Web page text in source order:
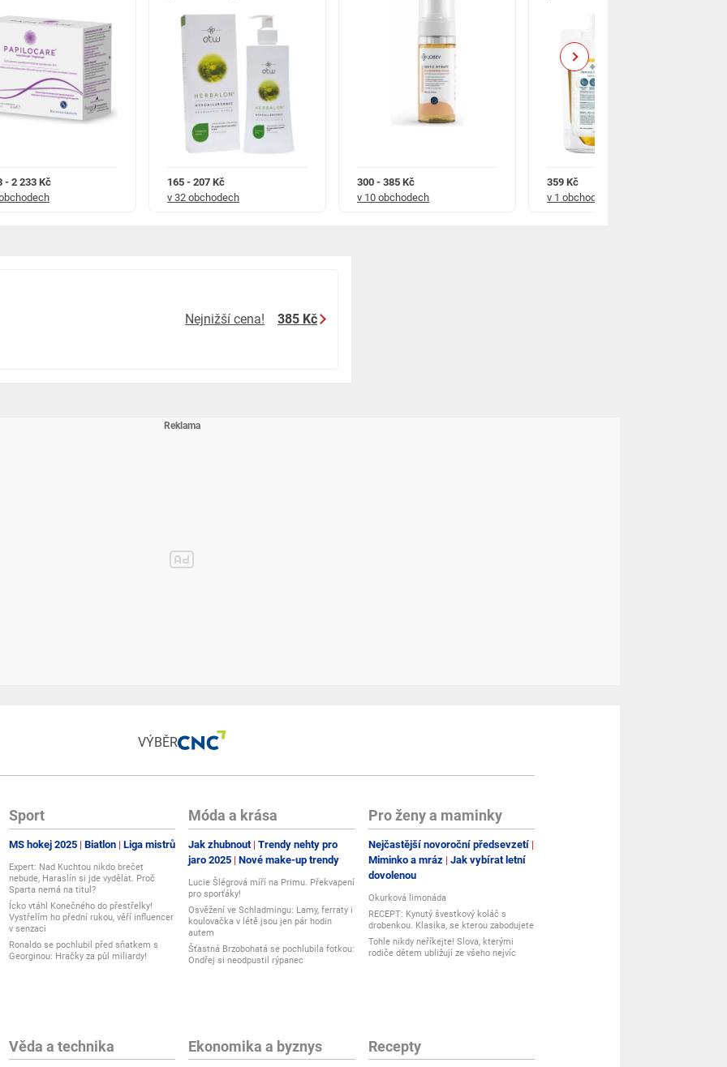
- 2 233 Kč
165 - 207 Kč
v 32 obchodech
300 - 385 Kč
v 10 obchodech
359 Kč
v 1 obchodě
Next
Nejnižší cena! 385 Kč
VÝBĚR
Sport
MS hokej 2025 Biatlon Liga mistrů
Expert: Nad Kuchtou nikdo brečet
nebude, Haraslín si jde vydělat. Proč
Sparta nemá na titul?
Ícko vtáhl Konečného do přestřelky!
Vystřelím ho přední rukou, věří influencer
v senzaci
Ronaldo se pochlubil před sňatkem s
Georginou: Hračky za půl miliardy!
Móda a krása
Jak zhubnout Trendy nehty pro
jaro 2025 Nové make-up trendy
Lucie Šlégrová míří na Primu. Překvapení
pro sporťáky!
Osvěžení ve Schladmingu: Lamy, ferraty i
koulovačka v létě jsou jen pár hodin
autem
Šťastná Brzobohatá se pochlubila fotkou:
Ondřej si neodpustil rýpanec
Pro ženy a maminky
Nejčastější novoroční předsevzetí
Miminko a mráz
Jak vybírat letní
dovolenou
Okurková limonáda
RECEPT: Kynutý švestkový koláč s
drobenkou. Klasika, se kterou zabodujete
Tohle nikdy neříkejte! Slova, kterými
rodiče dětem ubližují ze všeho nejvíc
Věda a technika Ekonomika a byznys Recepty